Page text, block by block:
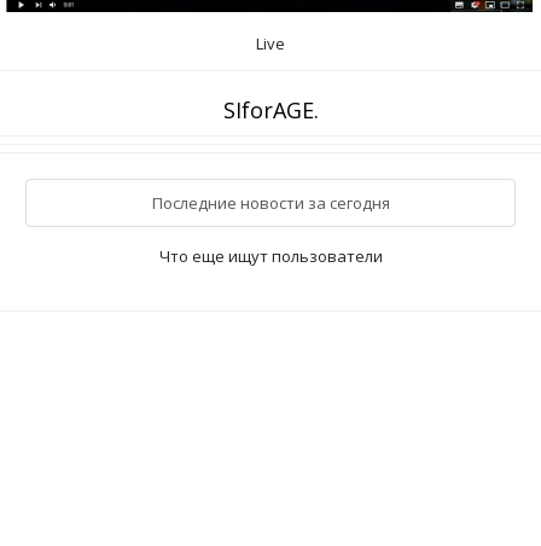
Live
SIforAGE.
Последние новости за сегодня
Что еще ищут пользователи